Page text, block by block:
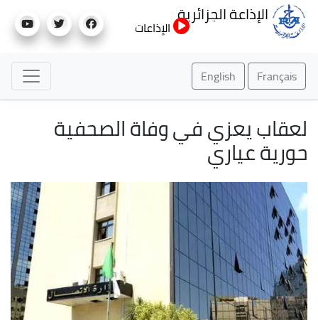
إلى
الإذاعة الجزائرية
الإذاعات
Français
English
لعقاب يعزي في وفاة الصحفية
حورية عياري